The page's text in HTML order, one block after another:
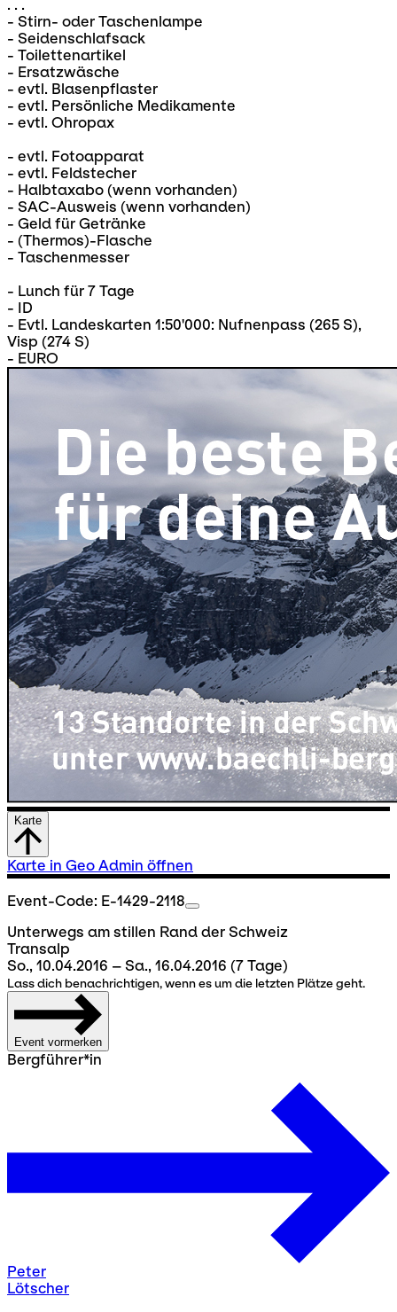
. . .
- Stirn- oder Taschenlampe
- Seidenschlafsack
- Toilettenartikel
- Ersatzwäsche
- evtl. Blasenpflaster
- evtl. Persönliche Medikamente
- evtl. Ohropax
- evtl. Fotoapparat
- evtl. Feldstecher
- Halbtaxabo (wenn vorhanden)
- SAC-Ausweis (wenn vorhanden)
- Geld für Getränke
- (Thermos)-Flasche
- Taschenmesser
- Lunch für 7 Tage
- ID
- Evtl. Landeskarten 1:50'000: Nufnenpass (265 S),
Visp (274 S)
- EURO
Karte
Karte in Geo Admin öffnen
Event-Code: E-1429-2118
Unterwegs am stillen Rand der Schweiz
Transalp
So., 10.04.2016 – Sa., 16.04.2016 (7 Tage)
Lass dich benachrichtigen, wenn es um die letzten Plätze geht.
Event vormerken
Bergführer*in
Peter
Lötscher